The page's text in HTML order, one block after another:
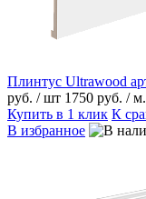
Плинтус Ultrawood
руб. / шт 1750 руб. /
Купить в 1 клик К
В избранное